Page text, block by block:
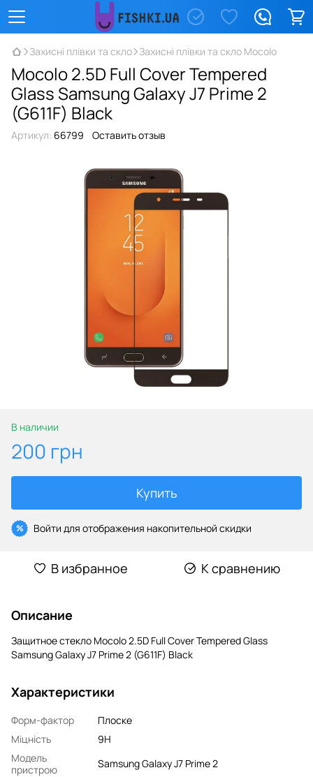
Захисні плівки та скло Захисні плівки та скло Mocolo
Mocolo 2.5D Full Cover Tempered
Glass Samsung Galaxy J7 Prime 2
(G611F) Black
Артикул: 66799 Оставить отзыв
В наличии
200 грн
Купить
% Войти для отображения накопительной скидки
В избранное К сравнению
Описание
Защитное стекло Mocolo 2.5D Full Cover Tempered Glass
Samsung Galaxy J7 Prime 2 (G611F) Black
Характеристики
Форм-фактор
Плоске
Міцність
9H
Модель
пристрою
Samsung Galaxy J7 Prime 2